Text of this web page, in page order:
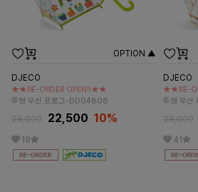
OPTION ▲
DJECO
★★RE-ORDER OPEN!!★★
투명 우산 프로그-DD04808
25,000 22,500 10%
19
DJECO
★★RE-
투명 우산
28,000
41